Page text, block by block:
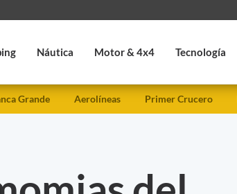
Náutica Motor & 4x4 Tecnología
Grande Aerolíneas Primer Crucero